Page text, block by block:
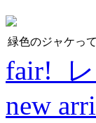
緑色のジャケっ
fair!
new